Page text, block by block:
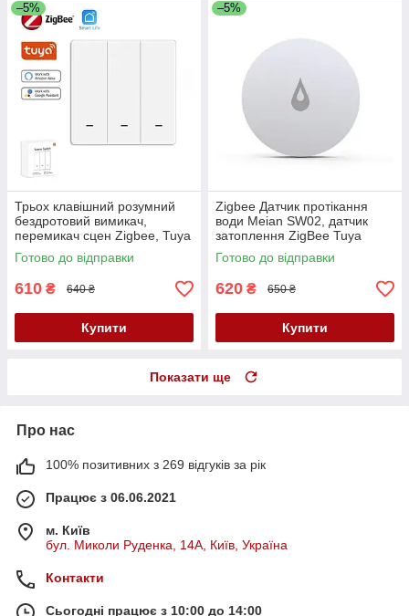
–5%
Трьох клавішний розумний
бездротовий вимикач,
перемикач сцен Zigbee, Tuya
Smart Life
Готово до відправки
610 ₴ 640 ₴
Купити
–5%
Zigbee Датчик протікання
води Meian SW02, датчик
затоплення ZigBee Tuya
Готово до відправки
620 ₴ 650 ₴
Купити
Показати ще
Про нас
100% позитивних з 269 відгуків за рік
Працює з 06.06.2021
м. Київ
бул. Миколи Руденка, 14А, Київ, Україна
Контакти
Сьогодні працює з 10:00 до 14:00